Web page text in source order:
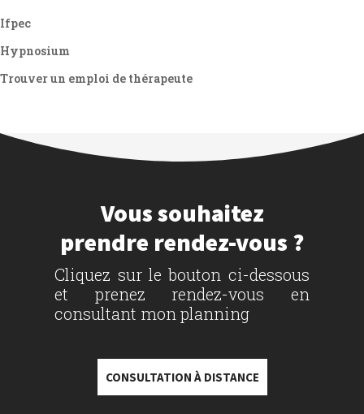
Ifpec
Hypnosium
Trouver un emploi de thérapeute
Vous souhaitez
prendre rendez-vous ?
Cliquez sur le bouton ci-dessous
et prenez rendez-vous en
consultant mon planning
CONSULTATION À DISTANCE